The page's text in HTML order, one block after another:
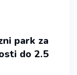
park za
do 2.5